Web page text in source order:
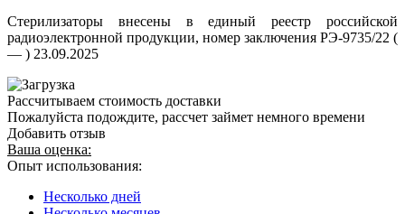
Стерилизаторы внесены в единый реестр российской
радиоэлектронной продукции, номер заключения РЭ-9735/22 (
— ) 23.09.2025
Рассчитываем стоимость доставки
Пожалуйста подождите, рассчет займет немного времени
Добавить отзыв
Ваша оценка:
Опыт использования:
Несколько дней